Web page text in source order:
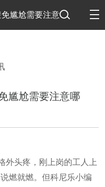
尴尬需要注意
尴尬需要注意哪
外头疼，刚上岗的工人上
燃就燃。但科尼乐小编